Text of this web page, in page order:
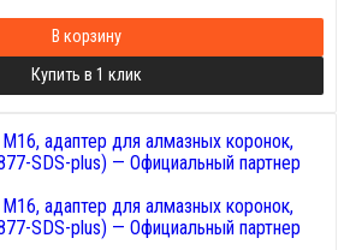
В корзину
Купить в 1 клик